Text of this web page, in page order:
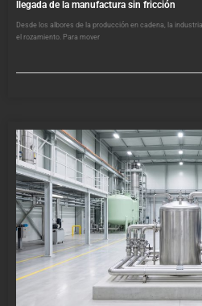
llegada de la manufactura sin fricción
Desde los albores de la producción en cadena, la
el rozamiento. Para mover